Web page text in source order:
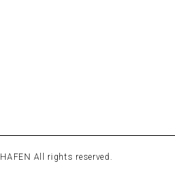
All rights reserved.